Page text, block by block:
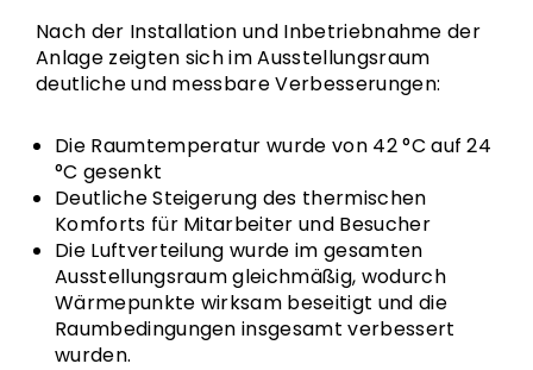
Nach der Installation und Inbetriebnahme der
Anlage zeigten sich im Ausstellungsraum
deutliche und messbare Verbesserungen:
Die Raumtemperatur wurde von 42 °C auf 24
°C gesenkt
Deutliche Steigerung des thermischen
Komforts für Mitarbeiter und Besucher
Die Luftverteilung wurde im gesamten
Ausstellungsraum gleichmäßig, wodurch
Wärmepunkte wirksam beseitigt und die
Raumbedingungen insgesamt verbessert
wurden.